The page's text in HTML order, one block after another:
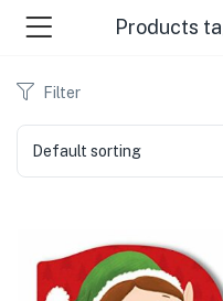
Products
Filter
Default sorting